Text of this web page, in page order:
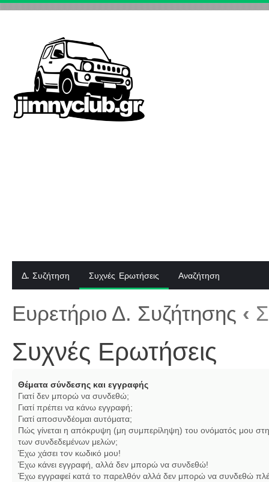
Δ. Συζήτηση Συχνές Ερωτήσεις Αναζήτηση
Ευρετήριο Δ. Συζήτησης ‹
Συχνές Ερωτήσεις
Θέματα σύνδεσης και εγγραφής
Γιατί δεν μπορώ να συνδεθώ;
Γιατί πρέπει να κάνω εγγραφή;
Γιατί αποσυνδέομαι αυτόματα;
Πώς γίνεται η απόκρυψη (μη συμπερίληψη) του ονόματός μου στη
των συνδεδεμένων μελών;
Έχω χάσει τον κωδικό μου!
Έχω κάνει εγγραφή, αλλά δεν μπορώ να συνδεθώ!
Έχω εγγραφεί κατά το παρελθόν αλλά δεν μπορώ να συνδεθώ